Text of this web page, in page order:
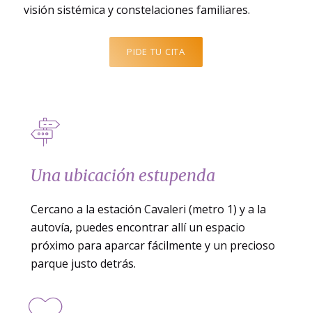
visión sistémica y constelaciones familiares.
PIDE TU CITA
Una ubicación estupenda
Cercano a la estación Cavaleri (metro 1) y a la
autovía, puedes encontrar allí un espacio
próximo para aparcar fácilmente y un precioso
parque justo detrás.